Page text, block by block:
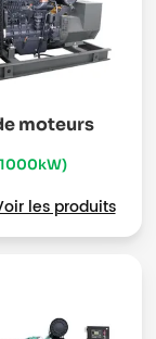
moteurs
les produits